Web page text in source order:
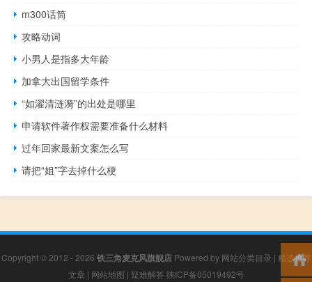
m300话筒
攻略动词
小男人是指多大年龄
加拿大出国留学条件
“如濯清涟漪”的出处是哪里
申请软件著作权需要准备什么材料
过年回家最新文案怎么写
请把“姐”字去掉什么梗
Copyright © 2012 - 2026 铁三角麦克风旗舰店Powered by 网站分类目录 | 精选推荐
文章 | 网站地图 | 疑难解答 陕ICP备05019492号